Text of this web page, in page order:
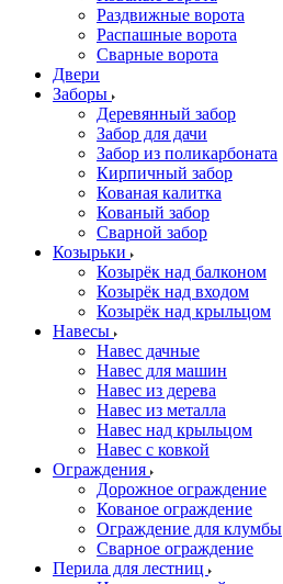
Раздвижные ворота
Распашные ворота
Сварные ворота
Двери
Заборы
Деревянный забор
Забор для дачи
Забор из поликарбоната
Кирпичный забор
Кованая калитка
Кованый забор
Сварной забор
Козырьки
Козырёк над балконом
Козырёк над входом
Козырёк над крыльцом
Навесы
Навес дачные
Навес для машин
Навес из дерева
Навес из металла
Навес над крыльцом
Навес с ковкой
Ограждения
Дорожное ограждение
Кованое ограждение
Ограждение для клумбы
Сварное ограждение
Перила для лестниц